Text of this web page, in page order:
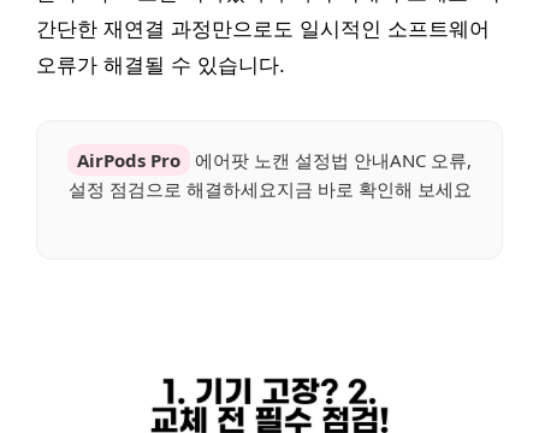
간단한 재연결 과정만으로도 일시적인 소프트웨어
오류가 해결될 수 있습니다.
AirPods Pro
에어팟 노캔 설정법 안내ANC 오류,
설정 점검으로 해결하세요지금 바로 확인해 보세요